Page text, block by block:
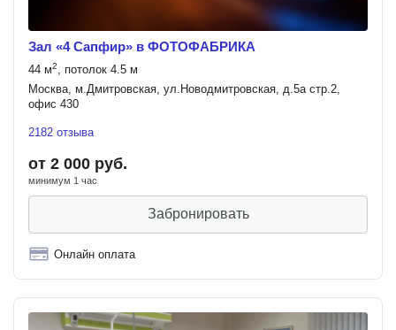
Зал «4 Сапфир» в ФОТОФАБРИКА
44 м2, потолок 4.5 м
Москва, м.Дмитровская, ул.Новодмитровская, д.5а стр.2,
офис 430
2182 отзыва
от 2 000 руб.
минимум 1 час
Забронировать
Онлайн оплата